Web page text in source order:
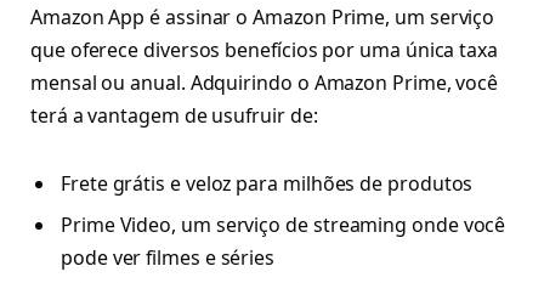
Amazon App é assinar o Amazon Prime, um serviço
que oferece diversos benefícios por uma única taxa
mensal ou anual. Adquirindo o Amazon Prime, você
terá a vantagem de usufruir de:
Frete grátis e veloz para milhões de produtos
Prime Video, um serviço de streaming onde você
pode ver filmes e séries